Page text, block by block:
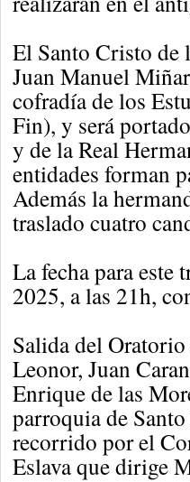
El Santo Cristo de
Juan Manuel
cofradía de los
Fin), y será
y de la Real
entidades forman
Además la
traslado cuatro
La fecha para este
2025, a las 21h,
Salida del
Leonor, Juan
Enrique de las
parroquia de
recorrido por el
Eslava que dirige